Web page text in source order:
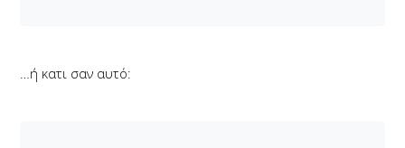
…ή κατι σαν αυτό: